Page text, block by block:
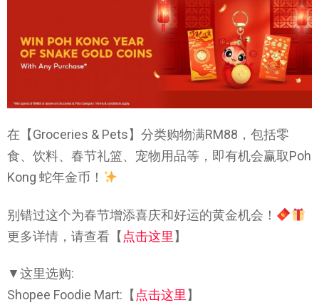
在【Groceries & Pets】分类购物满RM88，包括零
食、饮料、春节礼篮、宠物用品等，即有机会赢取Poh
Kong 蛇年金币！
别错过这个为春节增添喜庆和好运的黄金机会！
更多详情，请查看 【点击这里】
▼这里选购:
Shopee Foodie Mart:【 点击这里 】